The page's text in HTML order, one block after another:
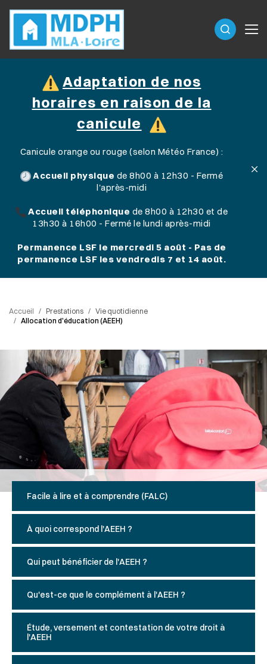
Adaptation de nos
horaires en raison de la
canicule
Canicule orange ou rouge (selon Météo France) :
Accueil physique de 8h00 à 12h30 - Fermé
l'après-midi
Accueil téléphonique de 8h00 à 12h30 et de
13h30 à 16h00 - Fermé le lundi après-midi
Permanence LSF le mercredi 5 août - Pas de
permanence LSF les vendredis 7 et 14 août.
Accueil Prestations
Vie quotidienne
Allocation d'éducation (AEEH)
Facile à lire et à comprendre (FALC)
À quoi correspond l'AEEH ?
Qui peut bénéficier de l'AEEH ?
Qu'est-ce que le complément à l'AEEH ?
Étude, versement et contestation de votre droit à
l'AEEH
Passer les
outils de
d'impression